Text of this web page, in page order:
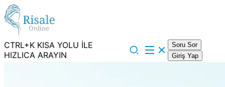
CTRL+K KISA YOLU İLE
HIZLICA ARAYIN
Soru Sor
Giriş Yap